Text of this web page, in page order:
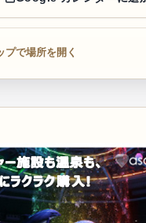
カレンダーに追加
Google カレンダーに追加